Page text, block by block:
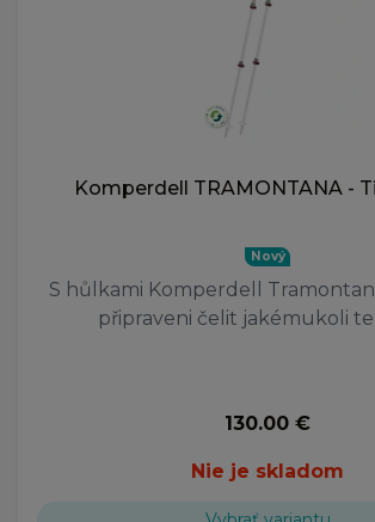
Komperdell TRAMONTANA -
Nový
S hůlkami Komperdell
připraveni čelit jakémukoli
130.00 €
Nie je skladom